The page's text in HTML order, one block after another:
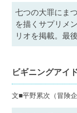
七つの大罪にま
を描くサプリメ
リオを掲載。最
ビギニングアイ
文■平野累次（冒険